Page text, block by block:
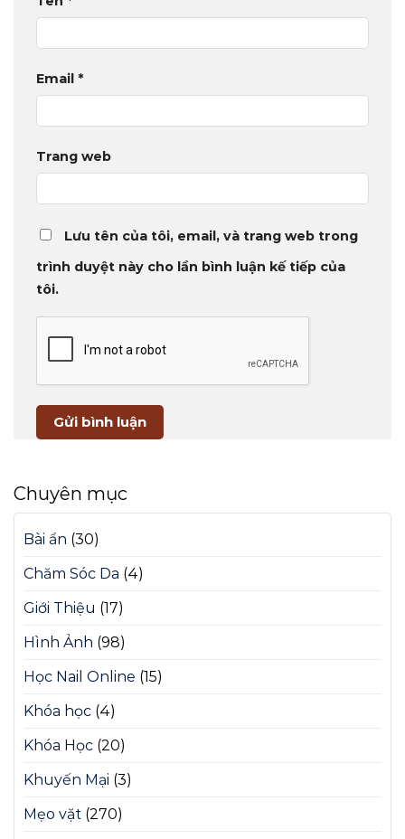
Email *
Trang web
Lưu tên của tôi, email, và trang web trong
trình duyệt này cho lần bình luận kế tiếp của
tôi.
Chuyên mục
Bài ẩn (30)
Chăm Sóc Da (4)
Giới Thiệu (17)
Hình Ảnh (98)
Học Nail Online (15)
Khóa học (4)
Khóa Học (20)
Khuyến Mại (3)
Mẹo vặt (270)